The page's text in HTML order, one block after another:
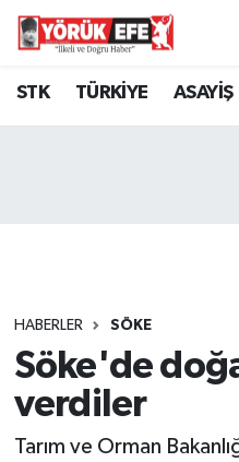
STK TÜRKİYE ASAYİŞ
HABERLER SÖKE
Söke'de
verdiler
Tarım ve Orman
Aydın Nöbetçi
Tüm Manşetler
Son Dakika Haberleri